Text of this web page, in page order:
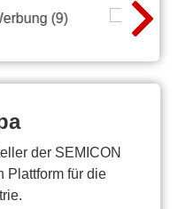
der SEMICON
Plattform für die